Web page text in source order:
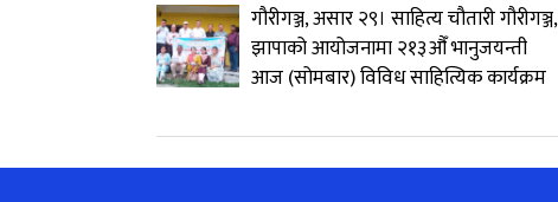
गौरीगञ्ज, असार २९। साहित्य चौतारी गौरीगञ्ज,
झापाको आयोजनामा २१३औँ भानुजयन्ती
आज (सोमबार) विविध साहित्यिक कार्यक्रम